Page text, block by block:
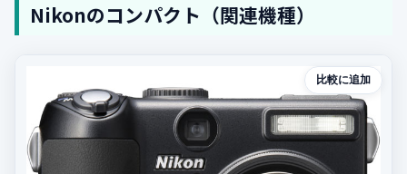
Nikonのコンパクト（関連機種）
比較に追加